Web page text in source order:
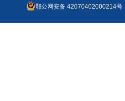
鄂公网安备 42070402000214号